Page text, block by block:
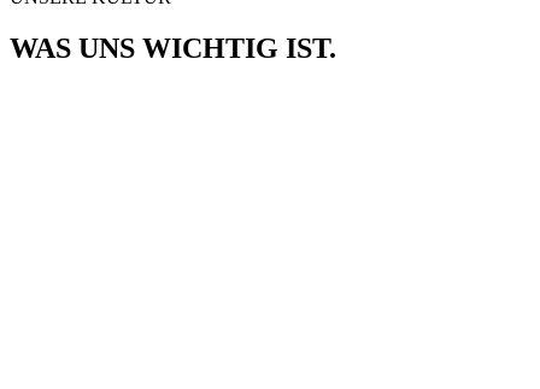
WAS UNS WICHTIG IST.